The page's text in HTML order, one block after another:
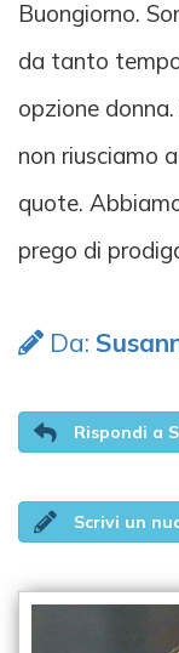
Buongiorno.
da tanto
opzione
non riusciamo
quote.
prego di
Da:
Rispondi a
Scrivi un